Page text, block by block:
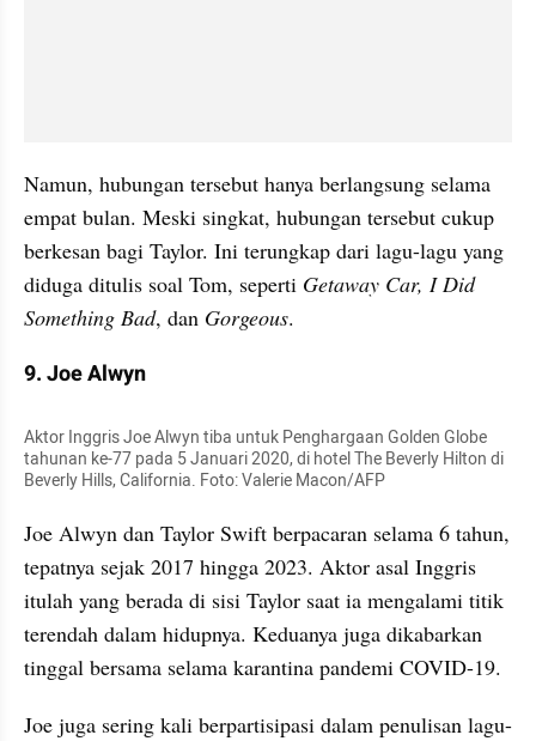
Namun, hubungan tersebut hanya berlangsung selama
empat bulan. Meski singkat, hubungan tersebut cukup
berkesan bagi Taylor. Ini terungkap dari lagu-lagu yang
diduga ditulis soal Tom, seperti Getaway Car, I Did
Something Bad, dan Gorgeous.
9. Joe Alwyn
Aktor Inggris Joe Alwyn tiba untuk Penghargaan Golden Globe
tahunan ke-77 pada 5 Januari 2020, di hotel The Beverly Hilton di
Beverly Hills, California. Foto: Valerie Macon/AFP
Joe Alwyn dan Taylor Swift berpacaran selama 6 tahun,
tepatnya sejak 2017 hingga 2023. Aktor asal Inggris
itulah yang berada di sisi Taylor saat ia mengalami titik
terendah dalam hidupnya. Keduanya juga dikabarkan
tinggal bersama selama karantina pandemi COVID-19.
Joe juga sering kali berpartisipasi dalam penulisan lagu-